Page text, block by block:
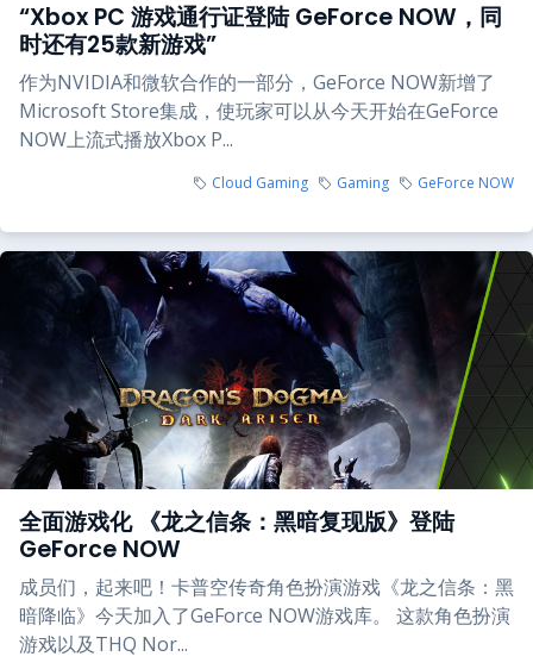
“Xbox PC 游戏通行证登陆 GeForce NOW，同
时还有25款新游戏”
作为NVIDIA和微软合作的一部分，GeForce NOW新增了
Microsoft Store集成，使玩家可以从今天开始在GeForce
NOW上流式播放Xbox P...
Cloud Gaming Gaming GeForce NOW
全面游戏化 《龙之信条：黑暗复现版》登陆
GeForce NOW
成员们，起来吧！卡普空传奇角色扮演游戏《龙之信条：黑
暗降临》今天加入了GeForce NOW游戏库。 这款角色扮演
游戏以及THQ Nor...